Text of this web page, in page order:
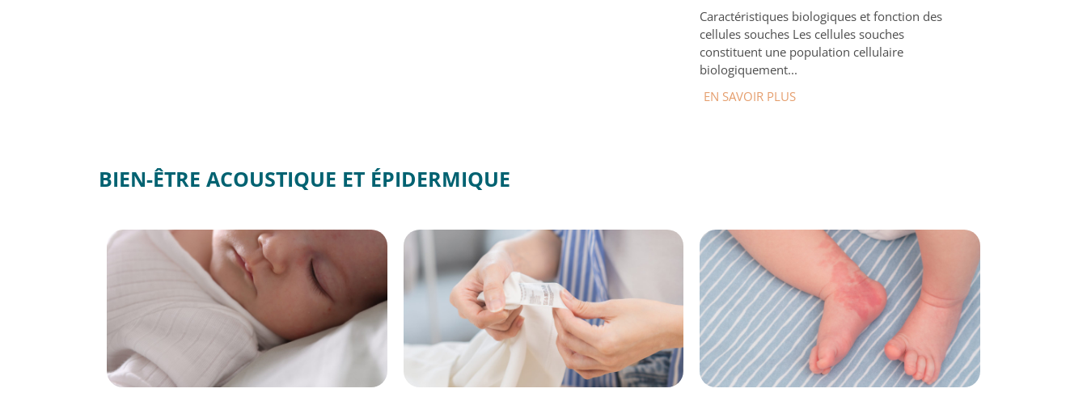
Caractéristiques biologiques et fonction des
cellules souches Les cellules souches
constituent une population cellulaire
biologiquement...
EN SAVOIR PLUS
BIEN-ÊTRE ACOUSTIQUE ET ÉPIDERMIQUE